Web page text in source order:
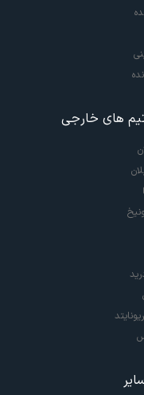
های خارجی